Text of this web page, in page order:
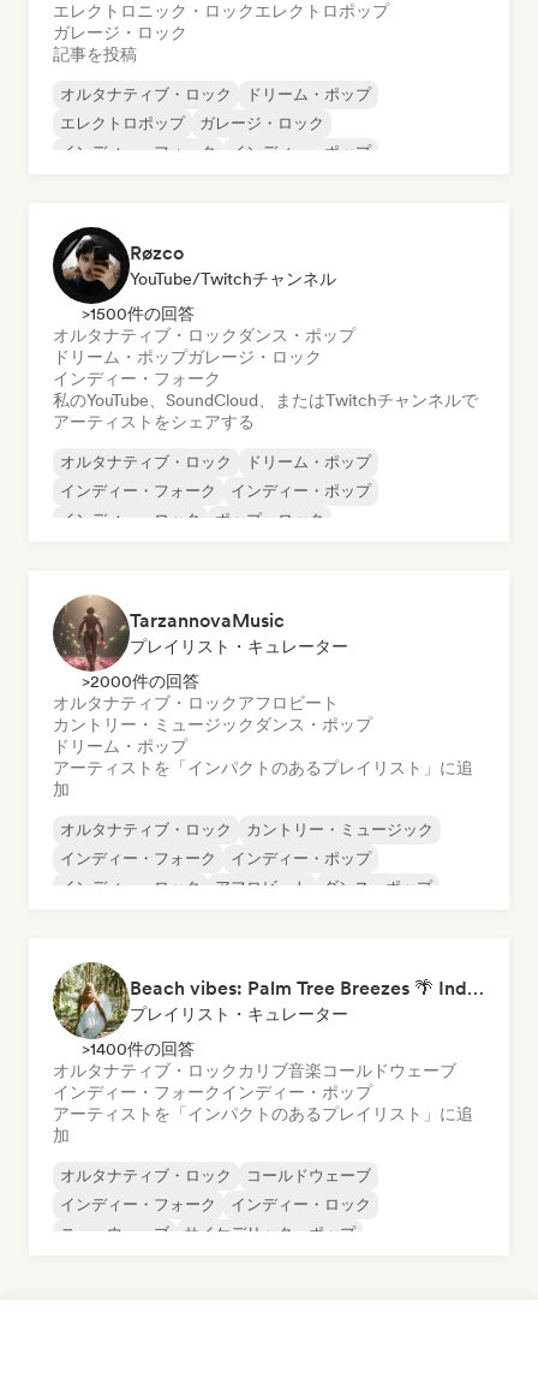
エレクトロニック・ロックエレクトロポップ
ガレージ・ロック
記事を投稿
オルタナティブ・ロック
ドリーム・ポップ
エレクトロポップ
ガレージ・ロック
インディー・フォーク
インディー・ポップ
Røzco
YouTube/Twitchチャンネル
>1500件の回答
オルタナティブ・ロック ダンス・ポップ
ドリーム・ポップガレージ・ロック
インディー・フォーク
私のYouTube、SoundCloud、またはTwitchチャンネルで
アーティストをシェアする
オルタナティブ・ロック
ドリーム・ポップ
インディー・フォーク
インディー・ポップ
インディー・ロック
ポップ・ロック
TarzannovaMusic
プレイリスト・キュレーター
>2000件の回答
オルタナティブ・ロックアフロビート
カントリー・ミュージック ダンス・ポップ
ドリーム・ポップ
アーティストを「インパクトのあるプレイリスト」に追
加
オルタナティブ・ロック
カントリー・ミュージック
インディー・フォーク
インディー・ポップ
インディー・ロック
アフロビート
ダンス・ポップ
Beach vibes: Palm Tree Breezes 🌴 Indie Folk, Acoustic & Singer-Songwriter
プレイリスト・キュレーター
>1400件の回答
オルタナティブ・ロック カリブ音楽コールドウェーブ
インディー・フォークインディー・ポップ
アーティストを「インパクトのあるプレイリスト」に追
加
オルタナティブ・ロック
コールドウェーブ
インディー・フォーク
インディー・ロック
ニューウェーブ
サイケデリック・ポップ